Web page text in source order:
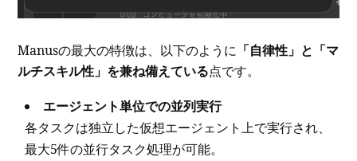
Manusの最大の特徴は、以下のように 「自律性」と「マ
ルチスキル性」を兼ね備えている点です。
エージェント単位での並列実行
各タスクは独立した仮想エージェント上で実行され、
最大5件の並行タスク処理が可能。